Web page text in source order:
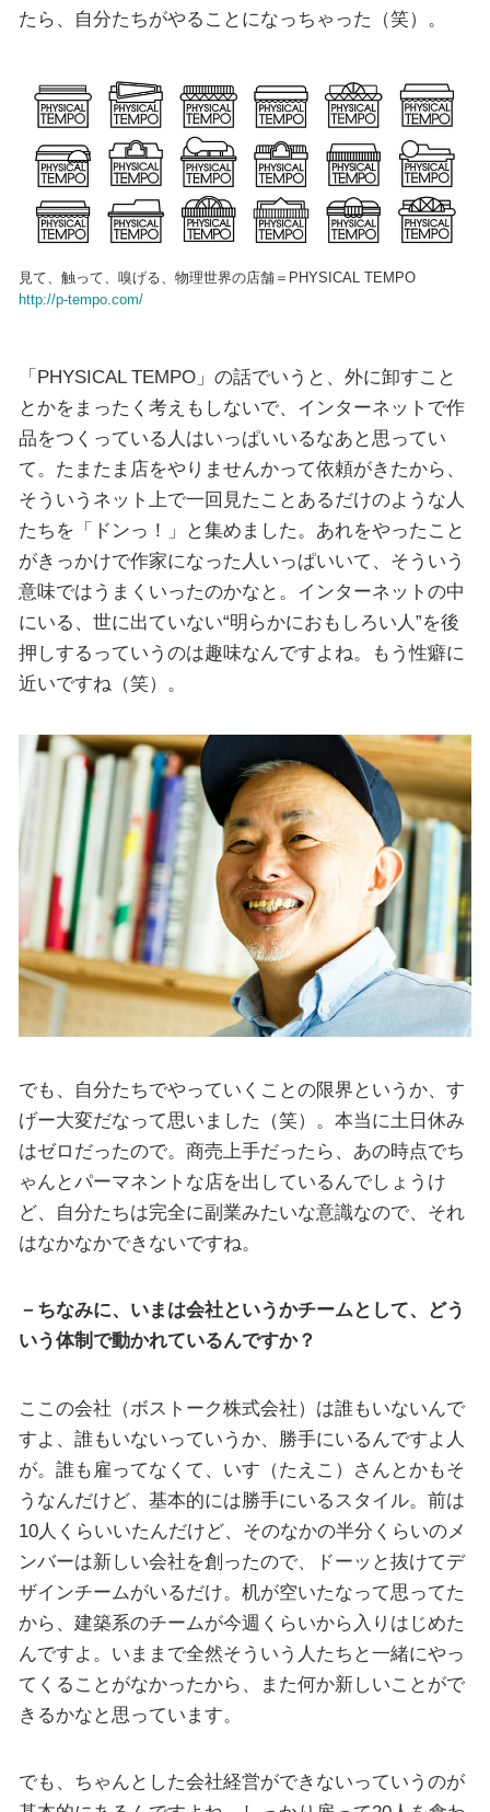
たら、自分たちがやることになっちゃった（笑）。
見て、触って、嗅げる、物理世界の店舗＝PHYSICAL TEMPO
http://p-tempo.com/
「PHYSICAL TEMPO」の話でいうと、外に卸すこと
とかをまったく考えもしないで、インターネットで作
品をつくっている人はいっぱいいるなあと思ってい
て。たまたま店をやりませんかって依頼がきたから、
そういうネット上で一回見たことあるだけのような人
たちを「ドンっ！」と集めました。あれをやったこと
がきっかけで作家になった人いっぱいいて、そういう
意味ではうまくいったのかなと。インターネットの中
にいる、世に出ていない“明らかにおもしろい人”を後
押しするっていうのは趣味なんですよね。もう性癖に
近いですね（笑）。
でも、自分たちでやっていくことの限界というか、す
げー大変だなって思いました（笑）。本当に土日休み
はゼロだったので。商売上手だったら、あの時点でち
ゃんとパーマネントな店を出しているんでしょうけ
ど、自分たちは完全に副業みたいな意識なので、それ
はなかなかできないですね。
－ちなみに、いまは会社というかチームとして、どう
いう体制で動かれているんですか？
ここの会社（ボストーク株式会社）は誰もいないんで
すよ、誰もいないっていうか、勝手にいるんですよ人
が。誰も雇ってなくて、いす（たえこ）さんとかもそ
うなんだけど、基本的には勝手にいるスタイル。前は
10人くらいいたんだけど、そのなかの半分くらいのメ
ンバーは新しい会社を創ったので、ドーッと抜けてデ
ザインチームがいるだけ。机が空いたなって思ってた
から、建築系のチームが今週くらいから入りはじめた
んですよ。いままで全然そういう人たちと一緒にやっ
てくることがなかったから、また何か新しいことがで
きるかなと思っています。
でも、ちゃんとした会社経営ができないっていうのが